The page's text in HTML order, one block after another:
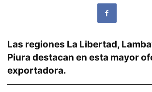
Las regiones La Libertad,
Piura destacan en esta mayor
exportadora.